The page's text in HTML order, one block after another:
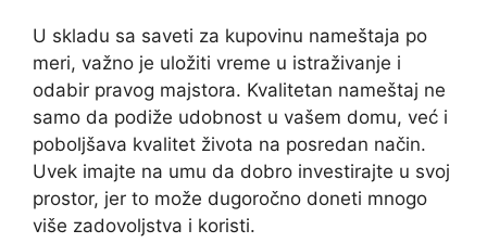
U skladu sa saveti za kupovinu nameštaja po
meri, važno je uložiti vreme u istraživanje i
odabir pravog majstora. Kvalitetan nameštaj ne
samo da podiže udobnost u vašem domu, već i
poboljšava kvalitet života na posredan način.
Uvek imajte na umu da dobro investirajte u svoj
prostor, jer to može dugoročno doneti mnogo
više zadovoljstva i koristi.